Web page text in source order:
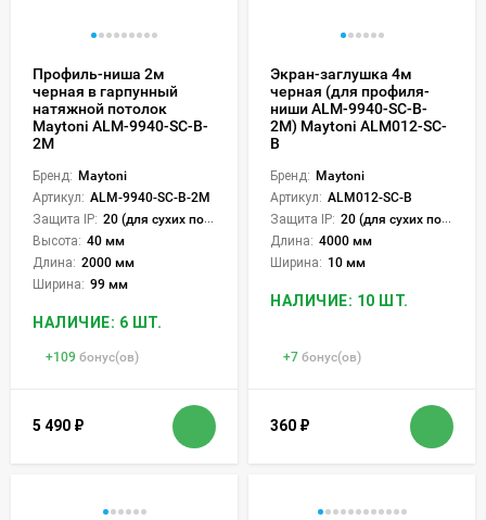
Профиль-ниша 2м
черная в гарпунный
натяжной потолок
Maytoni ALM-9940-SC-B-
2M
Бренд: Maytoni
Артикул: ALM-9940-SC-B-2M
Защита IP: 20 (для сухих пом.)
Высота: 40 мм
Длина: 2000 мм
Ширина: 99 мм
НАЛИЧИЕ: 6 ШТ.
+109 бонус(ов)
5 490 ₽
Экран-заглушка 4м
черная (для профиля-
ниши ALM-9940-SC-B-
2M) Maytoni ALM012-SC-
B
Бренд: Maytoni
Артикул: ALM012-SC-B
Защита IP: 20 (для сухих пом.)
Длина: 4000 мм
Ширина: 10 мм
НАЛИЧИЕ: 10 ШТ.
+7 бонус(ов)
360 ₽